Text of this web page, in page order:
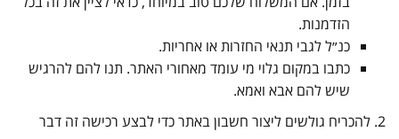
הזדמנות.
כנ״ל לגבי תנאי החזרות או אחריות.
כתבו במקום גלוי מי עומד מאחורי האתר. תנו להם להרגיש
שיש להם אבא ואמא.
2. להכריח גולשים ליצור חשבון באתר כדי לבצע רכישה זה דבר